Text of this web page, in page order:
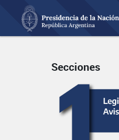
Secciones